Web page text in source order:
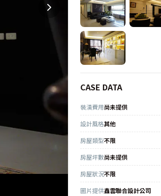
CASE DATA
裝潢費用尚未提供
設計風格其他
房屋類型不限
房屋坪數尚未提供
房屋狀況不限
圖片提供鑫雲聯合設計公司